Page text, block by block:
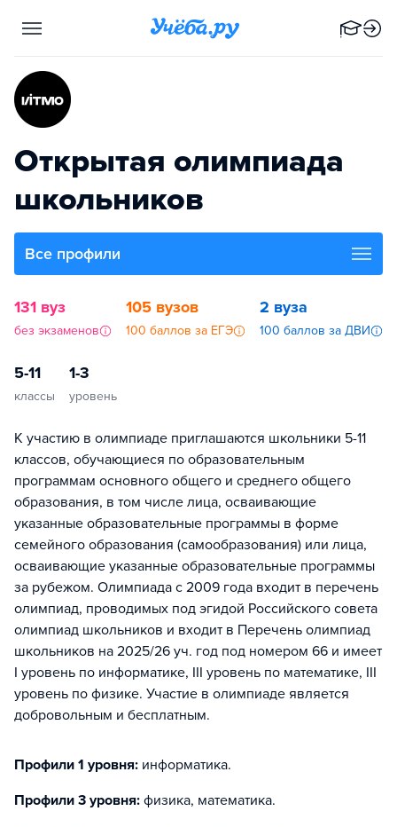
Открытая олимпиада
школьников
Все профили
131 вуз
без экзаменов
105 вузов
100 баллов за ЕГЭ
2 вуза
100 баллов за ДВИ
5-11
классы
1-3
уровень
К участию в олимпиаде приглашаются школьники 5-11
классов, обучающиеся по образовательным
программам основного общего и среднего общего
образования, в том числе лица, осваивающие
указанные образовательные программы в форме
семейного образования (самообразования) или лица,
осваивающие указанные образовательные программы
за рубежом. Олимпиада с 2009 года входит в перечень
олимпиад, проводимых под эгидой Российского совета
олимпиад школьников и входит в Перечень олимпиад
школьников на 2025/26 уч. год под номером 66 и имеет
I уровень по информатике, III уровень по математике, III
уровень по физике. Участие в олимпиаде является
добровольным и бесплатным.
Профили 1 уровня: информатика.
Профили 3 уровня: физика, математика.